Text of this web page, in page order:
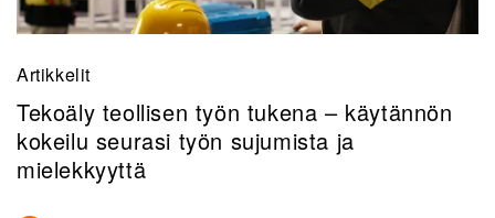
Artikkelit
Tekoäly teollisen työn tukena – käytännön
kokeilu seurasi työn sujumista ja
mielekkyyttä